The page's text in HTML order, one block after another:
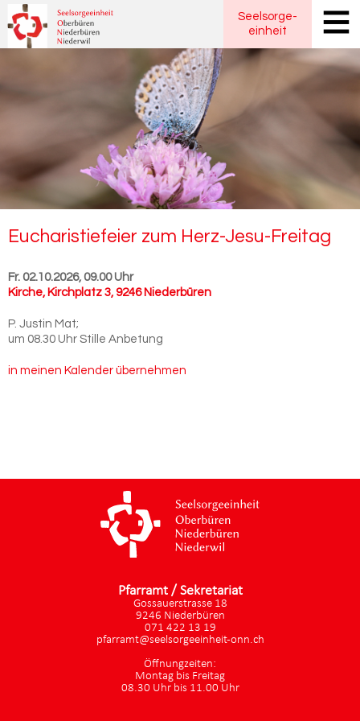
Seelsorge-
einheit
Eu­cha­ris­tie­fei­er zum Herz-​Jesu-Freitag
Fr. 02.10.2026, 09.00 Uhr
Kirche, Kirchplatz 3, 9246 Niederbüren
P. Justin Mat;
um 08.30 Uhr Stille Anbetung
in meinen Kalender übernehmen
Pfarramt / Sekretariat
Gossauerstrasse 18
9246 Niederbüren
071 422 13 19
pfarramt@seelsorgeeinheit-onn.ch
Öffnungzeiten:
Montag bis Freitag
08.30 Uhr bis 11.00 Uhr